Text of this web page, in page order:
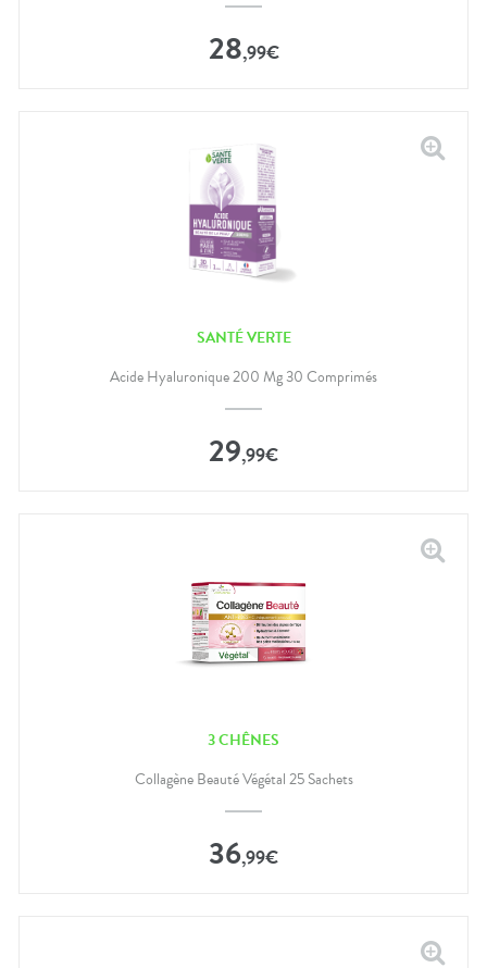
28,99€
SANTÉ VERTE
Acide Hyaluronique 200 Mg 30 Comprimés
29,99€
3 CHÊNES
Collagène Beauté Végétal 25 Sachets
36,99€